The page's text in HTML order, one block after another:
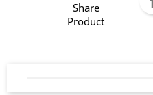
Share
Product